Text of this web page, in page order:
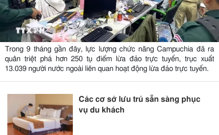
Trong 9 tháng gần đây, lực lượng chức năng Campuchia đã ra
quân triệt phá hơn 250 tụ điểm lừa đảo trực tuyến, trục xuất
13.039 người nước ngoài liên quan hoạt động lừa đảo trực tuyến.
Các cơ sở lưu trú sẵn sàng phục
vụ du khách